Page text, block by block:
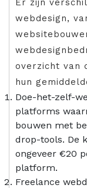
Er zijn
webdesign,
overzicht van
hun
Doe-het-zelf-
platforms
bouwen met
drop-tools. De
ongeveer €20
platform.
Freelance